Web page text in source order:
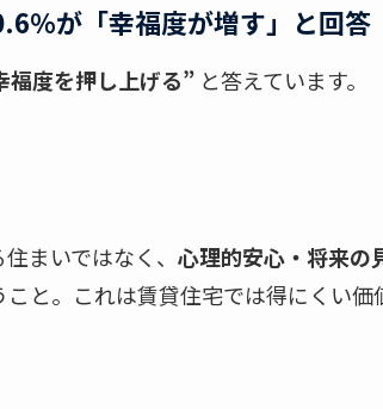
％が「幸福度が増す」と回答
福度を押し上げる” と答えています。
まいではなく、 心理的安心・将来の
と。これは賃貸住宅では得にくい価